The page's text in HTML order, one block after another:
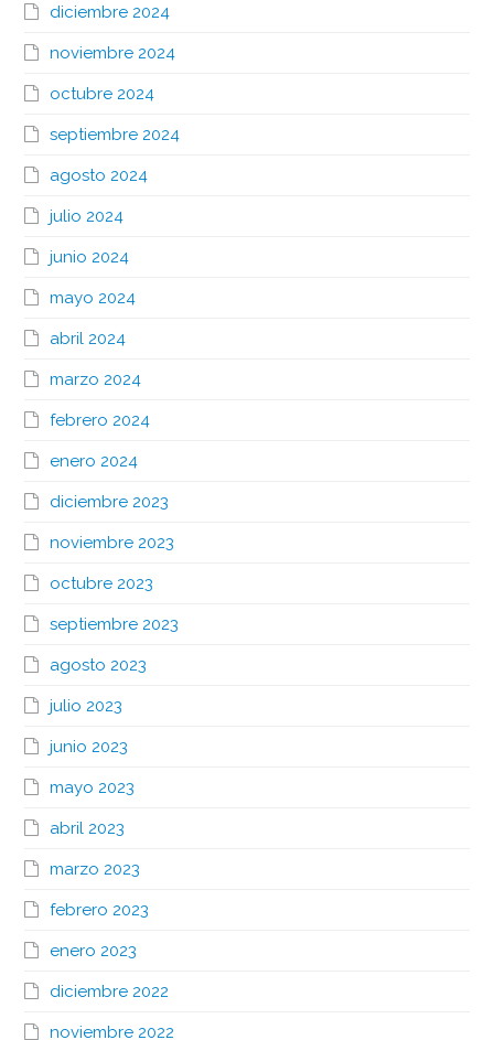
diciembre 2024
noviembre 2024
octubre 2024
septiembre 2024
agosto 2024
julio 2024
junio 2024
mayo 2024
abril 2024
marzo 2024
febrero 2024
enero 2024
diciembre 2023
noviembre 2023
octubre 2023
septiembre 2023
agosto 2023
julio 2023
junio 2023
mayo 2023
abril 2023
marzo 2023
febrero 2023
enero 2023
diciembre 2022
noviembre 2022